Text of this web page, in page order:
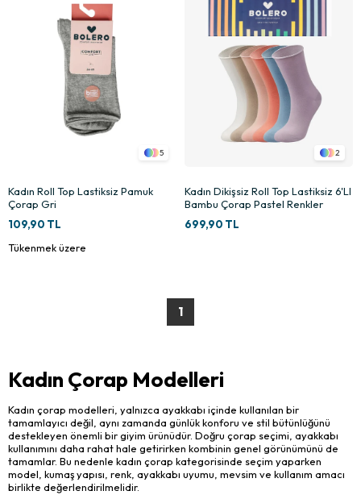
5
Kadın Roll Top Lastiksiz Pamuk
Çorap Gri
109,90 TL
Tükenmek üzere
2
Kadın Dikişsiz Roll Top Lastiksiz 6'LI
Bambu Çorap Pastel Renkler
699,90 TL
1
Kadın Çorap Modelleri
Kadın çorap modelleri, yalnızca ayakkabı içinde kullanılan bir
tamamlayıcı değil, aynı zamanda günlük konforu ve stil bütünlüğünü
destekleyen önemli bir giyim ürünüdür. Doğru çorap seçimi, ayakkabı
kullanımını daha rahat hale getirirken kombinin genel görünümünü de
tamamlar. Bu nedenle kadın çorap kategorisinde seçim yaparken
model, kumaş yapısı, renk, ayakkabı uyumu, mevsim ve kullanım amacı
birlikte değerlendirilmelidir.